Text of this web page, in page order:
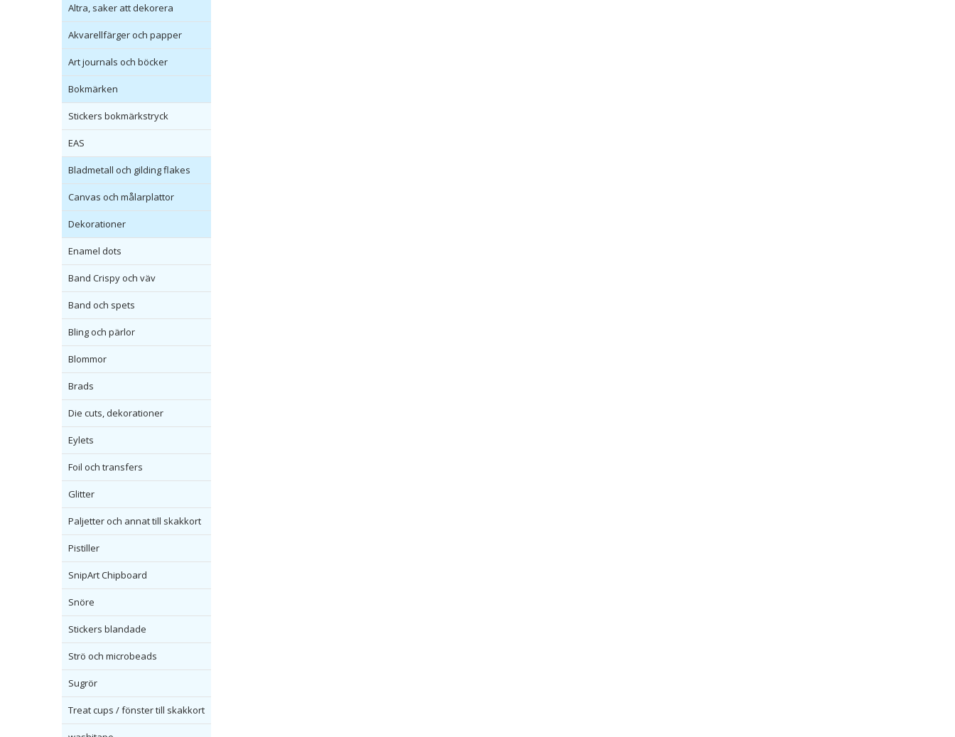
Altra, saker att dekorera
Akvarellfärger och papper
Art journals och böcker
Bokmärken
Stickers bokmärkstryck
EAS
Bladmetall och gilding flakes
Canvas och målarplattor
Dekorationer
Enamel dots
Band Crispy och väv
Band och spets
Bling och pärlor
Blommor
Brads
Die cuts, dekorationer
Eylets
Foil och transfers
Glitter
Paljetter och annat till skakkort
Pistiller
SnipArt Chipboard
Snöre
Stickers blandade
Strö och microbeads
Sugrör
Treat cups / fönster till skakkort